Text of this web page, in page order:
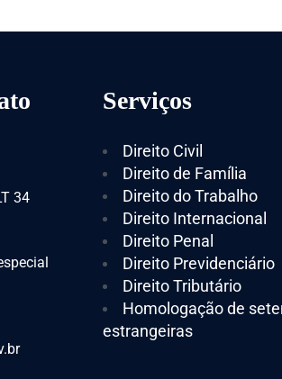
34
Serviços
Direito Civil
Direito de Família
Direito do Trabalho
Direito Internacional
Direito Penal
Direito Previdenciário
Direito Tributário
Homologação de
estrangeiras